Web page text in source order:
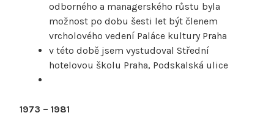
odborného a managerského růstu byla
možnost po dobu šesti let být členem
vrcholového vedení Paláce kultury Praha
v této době jsem vystudoval Střední
hotelovou školu Praha, Podskalská ulice
1973 – 1981